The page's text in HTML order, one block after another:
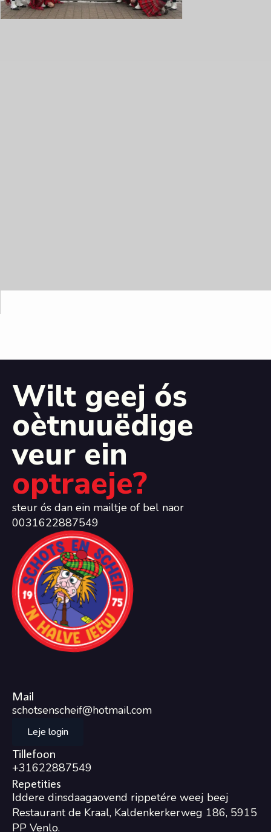
Wilt geej ós
oètnuuëdige
veur ein
optraeje?
steur ós dan ein mailtje of bel naor
0031622887549
Mail
schotsenscheif@hotmail.com
Leje login
Tillefoon
+31622887549
Repetities
Iddere dinsdaagaovend rippetére weej beej
Restaurant de Kraal, Kaldenkerkerweg 186, 5915
PP Venlo.